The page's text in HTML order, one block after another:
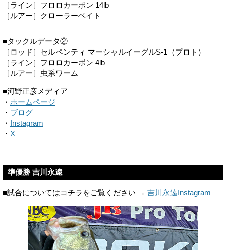
［ライン］フロロカーボン 14lb
［ルアー］クローラーベイト
■タックルデータ②
［ロッド］セルペンティ マーシャルイーグルS-1（プロト）
［ライン］フロロカーボン 4lb
［ルアー］虫系ワーム
■河野正彦メディア
・ ホームページ
・ ブログ
・
Instagram
・ X
準優勝 吉川永遠
■試合についてはコチラをご覧ください → 吉川永遠Instagram